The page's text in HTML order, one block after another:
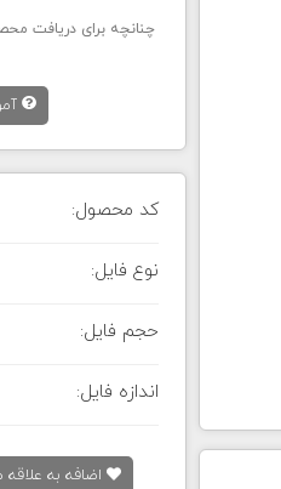
چنانچه برای دریافت
کد محصول:
نوع فایل:
حجم فایل:
اندازه فایل:
اضافه به علاقه